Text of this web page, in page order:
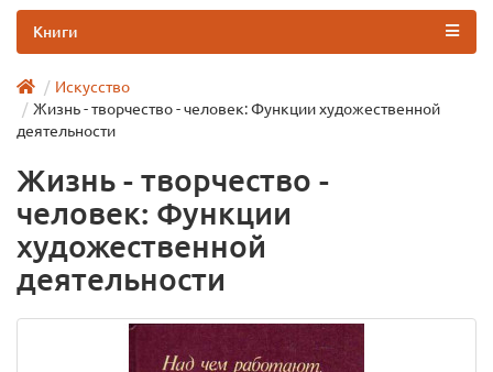
Книги
Искусство
Жизнь - творчество - человек: Функции художественной
деятельности
Жизнь - творчество -
человек: Функции
художественной
деятельности